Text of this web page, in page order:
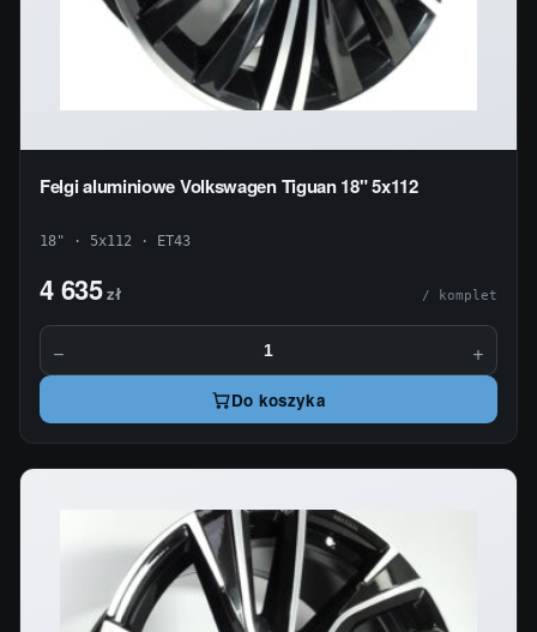
Felgi aluminiowe Volkswagen Tiguan 18" 5x112
18" · 5x112 · ET43
4 635zł / komplet
− +
Do koszyka